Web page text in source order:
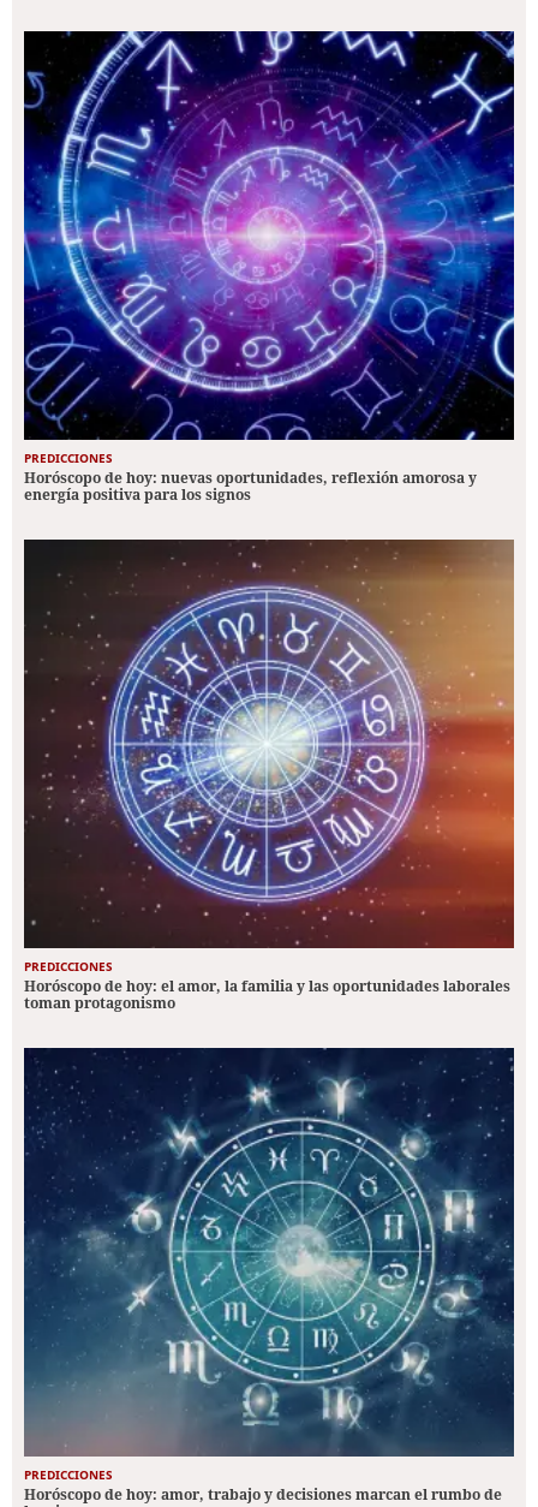
PREDICCIONES
Horóscopo de hoy: nuevas oportunidades, reflexión amorosa y
energía positiva para los signos
PREDICCIONES
Horóscopo de hoy: el amor, la familia y las oportunidades laborales
toman protagonismo
PREDICCIONES
Horóscopo de hoy: amor, trabajo y decisiones marcan el rumbo de